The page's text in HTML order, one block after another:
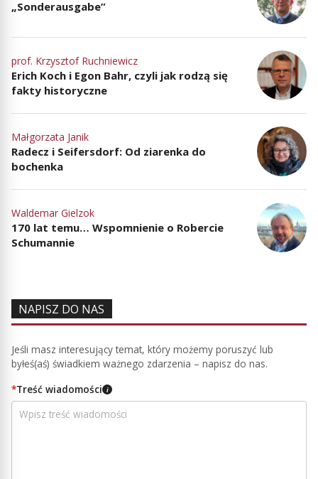
„Sonderausgabe”
prof. Krzysztof Ruchniewicz
Erich Koch i Egon Bahr, czyli jak rodzą się
fakty historyczne
Małgorzata Janik
Radecz i Seifersdorf: Od ziarenka do
bochenka
Waldemar Gielzok
170 lat temu… Wspomnienie o Robercie
Schumannie
NAPISZ DO NAS
Jeśli masz interesujący temat, który możemy poruszyć lub
byłeś(aś) świadkiem ważnego zdarzenia – napisz do nas.
*Treść wiadomości i